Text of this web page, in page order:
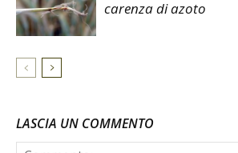
carenza di azoto
LASCIA UN COMMENTO